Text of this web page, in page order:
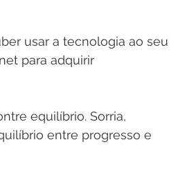
usar a tecnologia ao seu
para adquirir
equilíbrio. Sorria,
entre progresso e